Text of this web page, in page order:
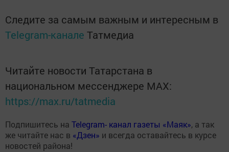
Следите за самым важным и интересным в
Telegram-канале Татмедиа
Читайте новости Татарстана в
национальном мессенджере MАХ:
https://max.ru/tatmedia
Подпишитесь на Telegram- канал газеты «Маяк», а так
же читайте нас в «Дзен» и всегда оставайтесь в курсе
новостей района!